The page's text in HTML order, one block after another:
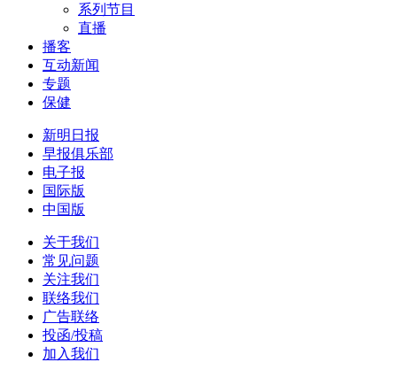
系列节目
直播
播客
互动新闻
专题
保健
新明日报
早报俱乐部
电子报
国际版
中国版
关于我们
常见问题
关注我们
联络我们
广告联络
投函/投稿
加入我们